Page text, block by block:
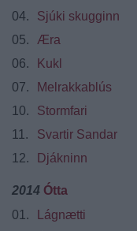
04.
Sjúki skugginn
05.
Æra
06.
Kukl
07.
Melrakkablús
10.
Stormfari
11.
Svartir Sandar
12.
Djákninn
2014 Ótta
01.
Lágnætti